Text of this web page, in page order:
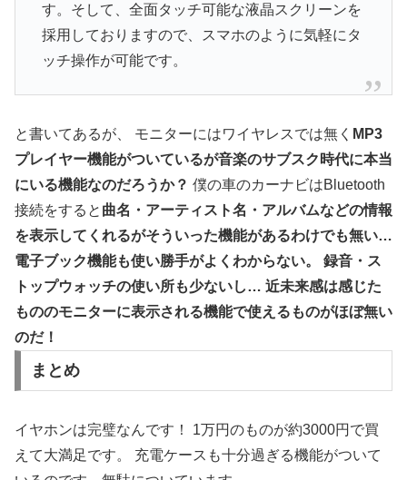
す。そして、全面タッチ可能な液晶スクリーンを
採用しておりますので、スマホのように気軽にタ
ッチ操作が可能です。
と書いてあるが、 モニターにはワイヤレスでは無く MP3
プレイヤー機能がついているが音楽のサブスク時代に本当
にいる機能なのだろうか？ 僕の車のカーナビはBluetooth
接続をすると 曲名・アーティスト名・アルバムなどの情報
を表示してくれるがそういった機能があるわけでも無い…
電子ブック機能も使い勝手がよくわからない。
録音・ス
トップウォッチの使い所も少ないし… 近未来感は感じた
もののモニターに表示される機能で使えるものがほぼ無い
のだ！
まとめ
イヤホンは完璧なんです！ 1万円のものが約3000円で買
えて大満足です。 充電ケースも十分過ぎる機能がついて